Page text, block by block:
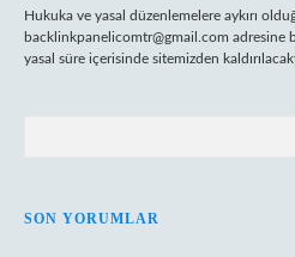
Hukuka ve yasal düzenlemelere aykırı
backlinkpanelicomtr@gmail.com adresine
yasal süre içerisinde sitemizden
SON YORUMLAR